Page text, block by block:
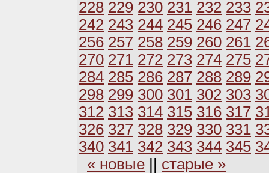
228 229 230 231 232 233
242 243 244 245 246 247
256 257 258 259 260 261
270 271 272 273 274 275
284 285 286 287 288 289
298 299 300 301 302 303
312 313 314 315 316 317
326 327 328 329 330 331
340 341 342 343 344 345
« новые
старые »